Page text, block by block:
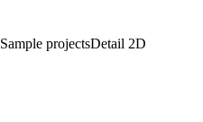
Sample projectsDetail 2D